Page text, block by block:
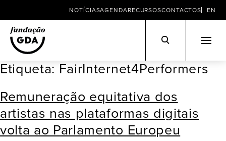
Skip
content
NOTÍCIASAGENDARECURSOSCONTACTOS EN
Etiqueta: FairInternet4Performers
Remuneração equitativa dos
artistas nas plataformas digitais
volta ao Parlamento Europeu